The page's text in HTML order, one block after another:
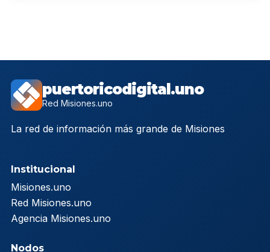
puertoricodigital.uno
Red Misiones.uno
La red de información más grande de Misiones
Institucional
Misiones.uno
Red Misiones.uno
Agencia Misiones.uno
Nodos